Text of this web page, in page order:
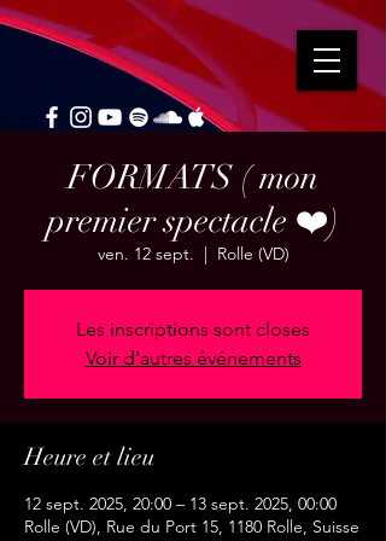
FORMATS ( mon
premier spectacle ❤️)
ven. 12 sept.
  |
Rolle (VD)
Les inscriptions sont closes
Voir d'autres événements
Heure et lieu
12 sept. 2025, 20:00 – 13 sept. 2025, 00:00
Rolle (VD), Rue du Port 15, 1180 Rolle, Suisse